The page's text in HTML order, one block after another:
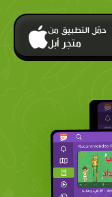
حمّل التطبيق من
متجر أبل